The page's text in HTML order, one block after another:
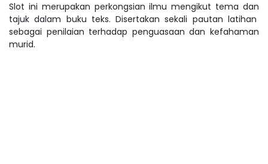
Slot ini merupakan perkongsian ilmu mengikut tema dan
tajuk dalam buku teks. Disertakan sekali pautan latihan
sebagai penilaian terhadap penguasaan dan kefahaman
murid.